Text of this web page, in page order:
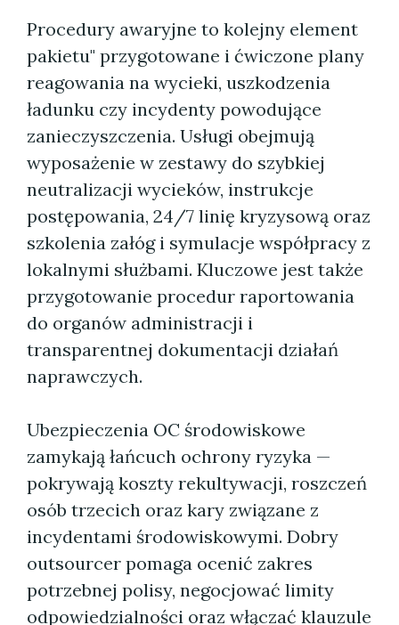
Procedury awaryjne to kolejny element
pakietu" przygotowane i ćwiczone plany
reagowania na wycieki, uszkodzenia
ładunku czy incydenty powodujące
zanieczyszczenia. Usługi obejmują
wyposażenie w zestawy do szybkiej
neutralizacji wycieków, instrukcje
postępowania, 24/7 linię kryzysową oraz
szkolenia załóg i symulacje współpracy z
lokalnymi służbami. Kluczowe jest także
przygotowanie procedur raportowania
do organów administracji i
transparentnej dokumentacji działań
naprawczych.
Ubezpieczenia OC środowiskowe
zamykają łańcuch ochrony ryzyka —
pokrywają koszty rekultywacji, roszczeń
osób trzecich oraz kary związane z
incydentami środowiskowymi. Dobry
outsourcer pomaga ocenić zakres
potrzebnej polisy, negocjować limity
odpowiedzialności oraz włączać klauzule